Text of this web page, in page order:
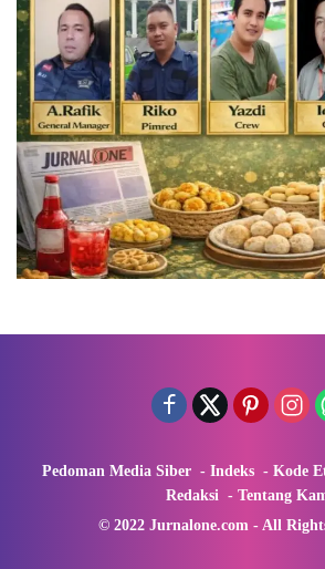
Pedoman Media Siber Indeks Kode
Redaksi
Tentang
© 2022 Jurnalone.com - All